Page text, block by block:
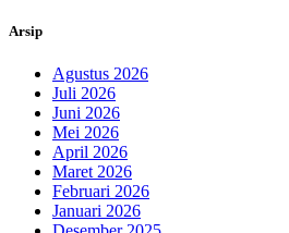
Arsip
Agustus 2026
Juli 2026
Juni 2026
Mei 2026
April 2026
Maret 2026
Februari 2026
Januari 2026